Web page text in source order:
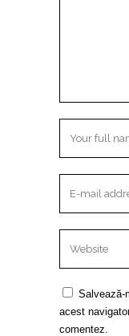
Salvează-
acest
comentez.